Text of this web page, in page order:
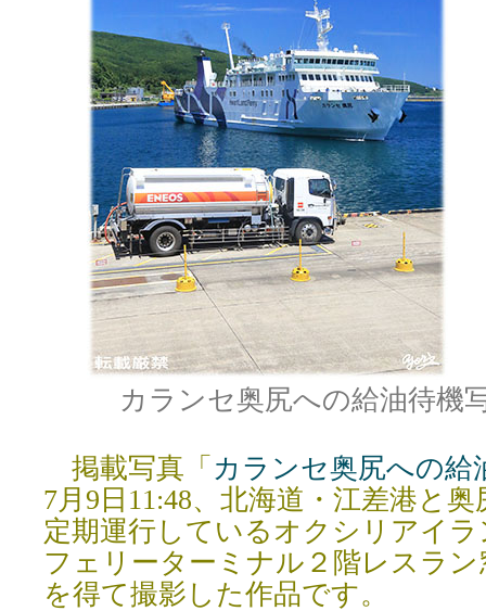
カランセ奥尻への給油待機
掲載写真「 カランセ奥尻への給
7月9日11:48、北海道・江差港と
定期運行しているオクシリアイ
フェリーターミナル２階レスラ
を得て撮影した作品です。